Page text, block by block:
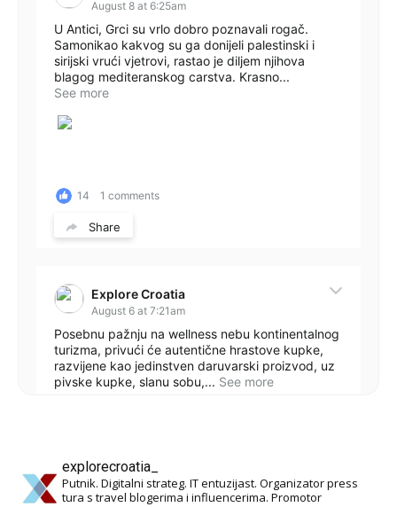
August 8 at 6:25am
U Antici, Grci su vrlo dobro poznavali rogač.
Samonikao kakvog su ga donijeli palestinski i
sirijski vrući vjetrovi, rastao je diljem njihova
blagog mediteranskog carstva. Krasno...
See more
14 1 comments
Share
Explore Croatia
August 6 at 7:21am
Posebnu pažnju na wellness nebu kontinentalnog
turizma, privući će autentične hrastove kupke,
razvijene kao jedinstven daruvarski proizvod, uz
pivske kupke, slanu sobu,... See more
12 1 comments
explorecroatia_
Putnik. Digitalni strateg. IT entuzijast. Organizator press
tura s travel blogerima i influencerima. Promotor